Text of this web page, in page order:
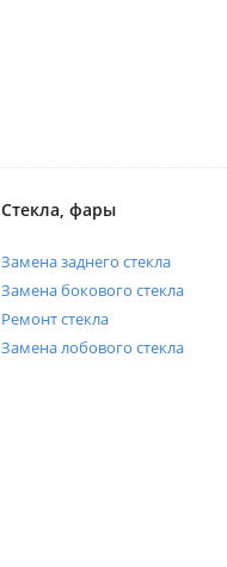
Стекла, фары
Замена заднего стекла
Замена бокового стекла
Ремонт стекла
Замена лобового стекла